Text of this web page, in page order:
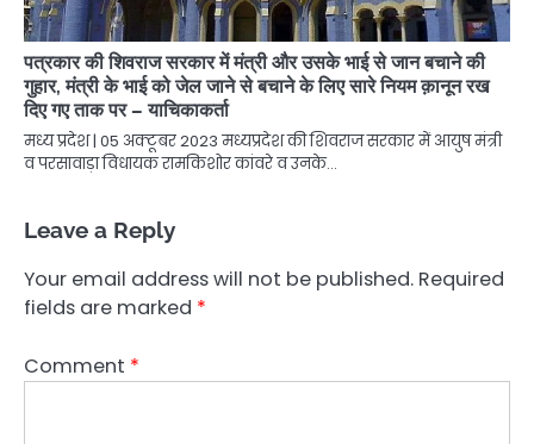
पत्रकार की शिवराज सरकार में मंत्री और उसके भाई से जान बचाने की
गुहार, मंत्री के भाई को जेल जाने से बचाने के लिए सारे नियम क़ानून रख
दिए गए ताक पर – याचिकाकर्ता
मध्य प्रदेश | 05 अक्टूबर 2023 मध्यप्रदेश की शिवराज सरकार में आयुष मंत्री
व परसावाड़ा विधायक रामकिशोर कांवरे व उनके…
Leave a Reply
Your email address will not be published. Required
fields are marked *
Comment *